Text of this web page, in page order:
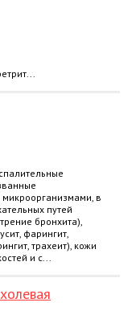
микроорганизмами, в
путей
бронхита),
фарингит,
трахеит), кожи
и с...